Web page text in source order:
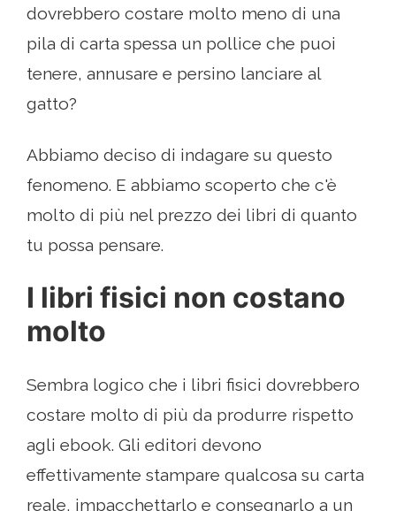
dovrebbero costare molto meno di una
pila di carta spessa un pollice che puoi
tenere, annusare e persino lanciare al
gatto?
Abbiamo deciso di indagare su questo
fenomeno. E abbiamo scoperto che c'è
molto di più nel prezzo dei libri di quanto
tu possa pensare.
I libri fisici non costano
molto
Sembra logico che i libri fisici dovrebbero
costare molto di più da produrre rispetto
agli ebook. Gli editori devono
effettivamente stampare qualcosa su carta
reale, impacchettarlo e consegnarlo a un